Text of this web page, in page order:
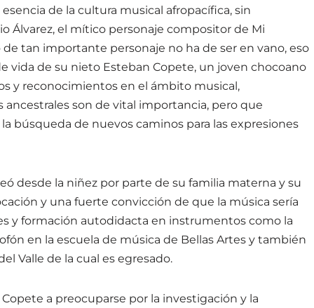
de la cultura musical afropacífica, sin
Álvarez, el mítico personaje compositor de Mi
tan importante personaje no ha de ser en vano, eso
vida de su nieto Esteban Copete, un joven chocoano
y reconocimientos en el ámbito musical,
son de vital importancia, pero que
búsqueda de nuevos caminos para las expresiones
desde la niñez por parte de su familia materna y su
y una fuerte convicción de que la música sería
y formación autodidacta en instrumentos como la
en la escuela de música de Bellas Artes y también
Valle de la cual es egresado.
a preocuparse por la investigación y la